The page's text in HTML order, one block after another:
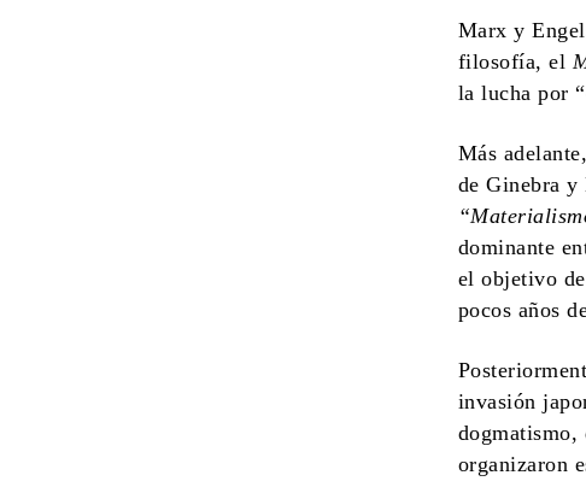
Marx y
filosofía, el
la lucha por
Más
de Ginebra
dominante
el objetivo
pocos años
invasión
dogmatismo,
organizaron